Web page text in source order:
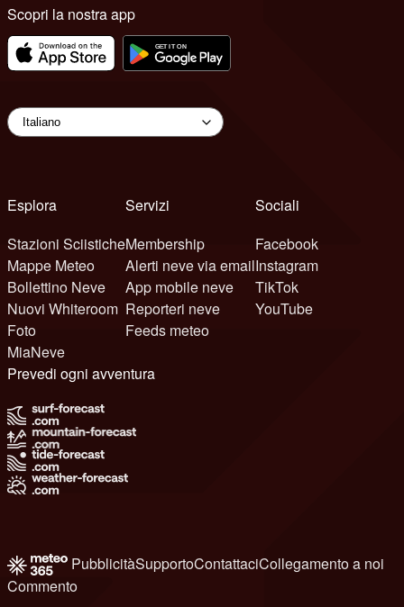
Scopri la nostra app
Esplora
Stazioni Sciistiche
Mappe Meteo
Bollettino Neve
Nuovi Whiteroom
Foto
MiaNeve
Servizi
Membership
Alerti neve via email
App mobile neve
Reporteri neve
Feeds meteo
Sociali
Facebook
Instagram
TikTok
YouTube
Prevedi ogni avventura
PubblicitàSupportoContattaciCollegamento a noi
Commento